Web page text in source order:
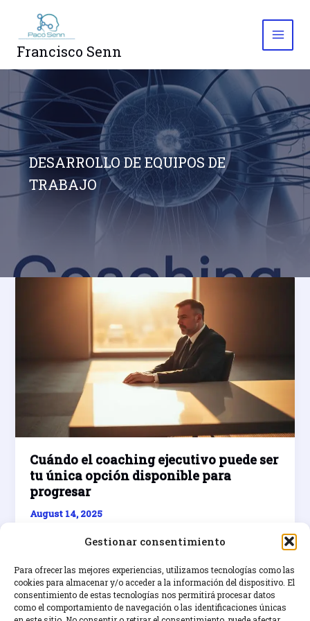
Gestionar consentimiento
Para ofrecer las mejores experiencias, utilizamos tecnologías como las
cookies para almacenar y/o acceder a la información del dispositivo. El
consentimiento de estas tecnologías nos permitirá procesar datos
como el comportamiento de navegación o las identificaciones únicas
content
Francisco Senn
DESARROLLO DE EQUIPOS DE
TRABAJO
Cuándo el coaching ejecutivo puede ser
tu única opción disponible para
progresar
August 14, 2025
Descubre cómo el coaching ejecutivo puede marcar
desarrollo profesional y liderazgo efectivo.
Cuándo
el
Read Post »